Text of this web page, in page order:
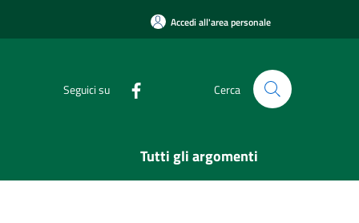
Accedi all'area personale
Seguici su Cerca
Tutti gli argomenti